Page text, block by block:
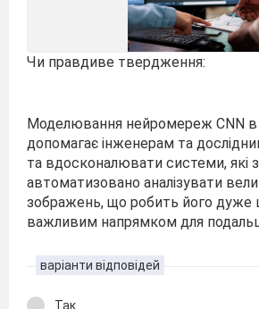
Чи правдиве твердження:
Моделювання нейромереж CNN
допомагає інженерам та
та вдосконалювати системи, які
автоматизовано аналізувати
зображень, що робить його дуже
важливим напрямком для
варіанти відповідей
Так